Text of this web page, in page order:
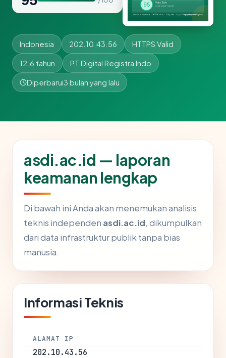
Indonesia 202.10.43.56 HTTPS Valid
12.6 tahun PT Digital Registra Indo
Diperbarui3 bulan yang lalu
asdi.ac.id — laporan
keamanan lengkap
Di bawah ini Anda akan menemukan analisis
teknis independen asdi.ac.id, dikumpulkan
dari data infrastruktur publik tanpa bias
manusia.
Informasi Teknis
ALAMAT IP
202.10.43.56